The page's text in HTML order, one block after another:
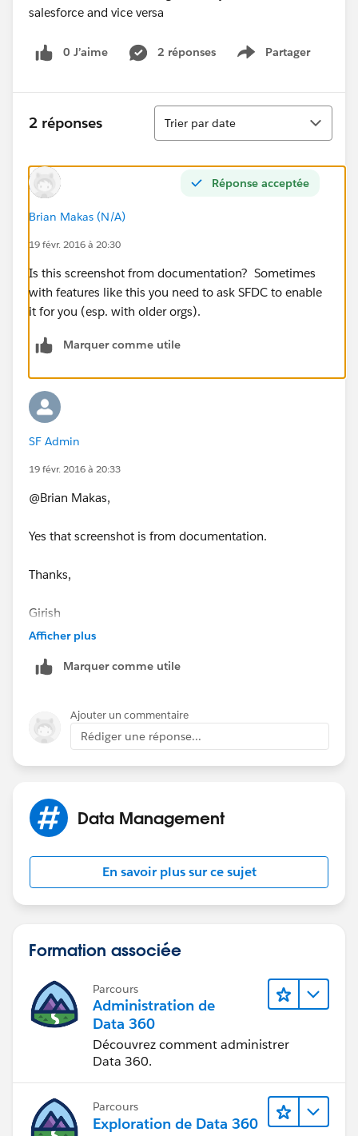
0 J’aime 2 réponses Partager
Show menu
2 réponses
Tri
Trier par date
Réponse acceptée
Brian Makas (N/A)
19 févr. 2016 à 20:30
Is this screenshot from documentation? Sometimes
with features like this you need to ask SFDC to enable
it for you (esp. with older orgs).
Marquer comme utile
SF Admin
19 févr. 2016 à 20:33
@Brian Makas,
Yes that screenshot is from documentation.
Thanks,
Girish
Afficher plus
Marquer comme utile
Ajouter un commentaire
Rédiger une réponse...
Data Management
En savoir plus sur ce sujet
Formation associée
Parcours
Administration de
Data 360
Découvrez comment administrer
Data 360.
Parcours
Exploration de Data 360